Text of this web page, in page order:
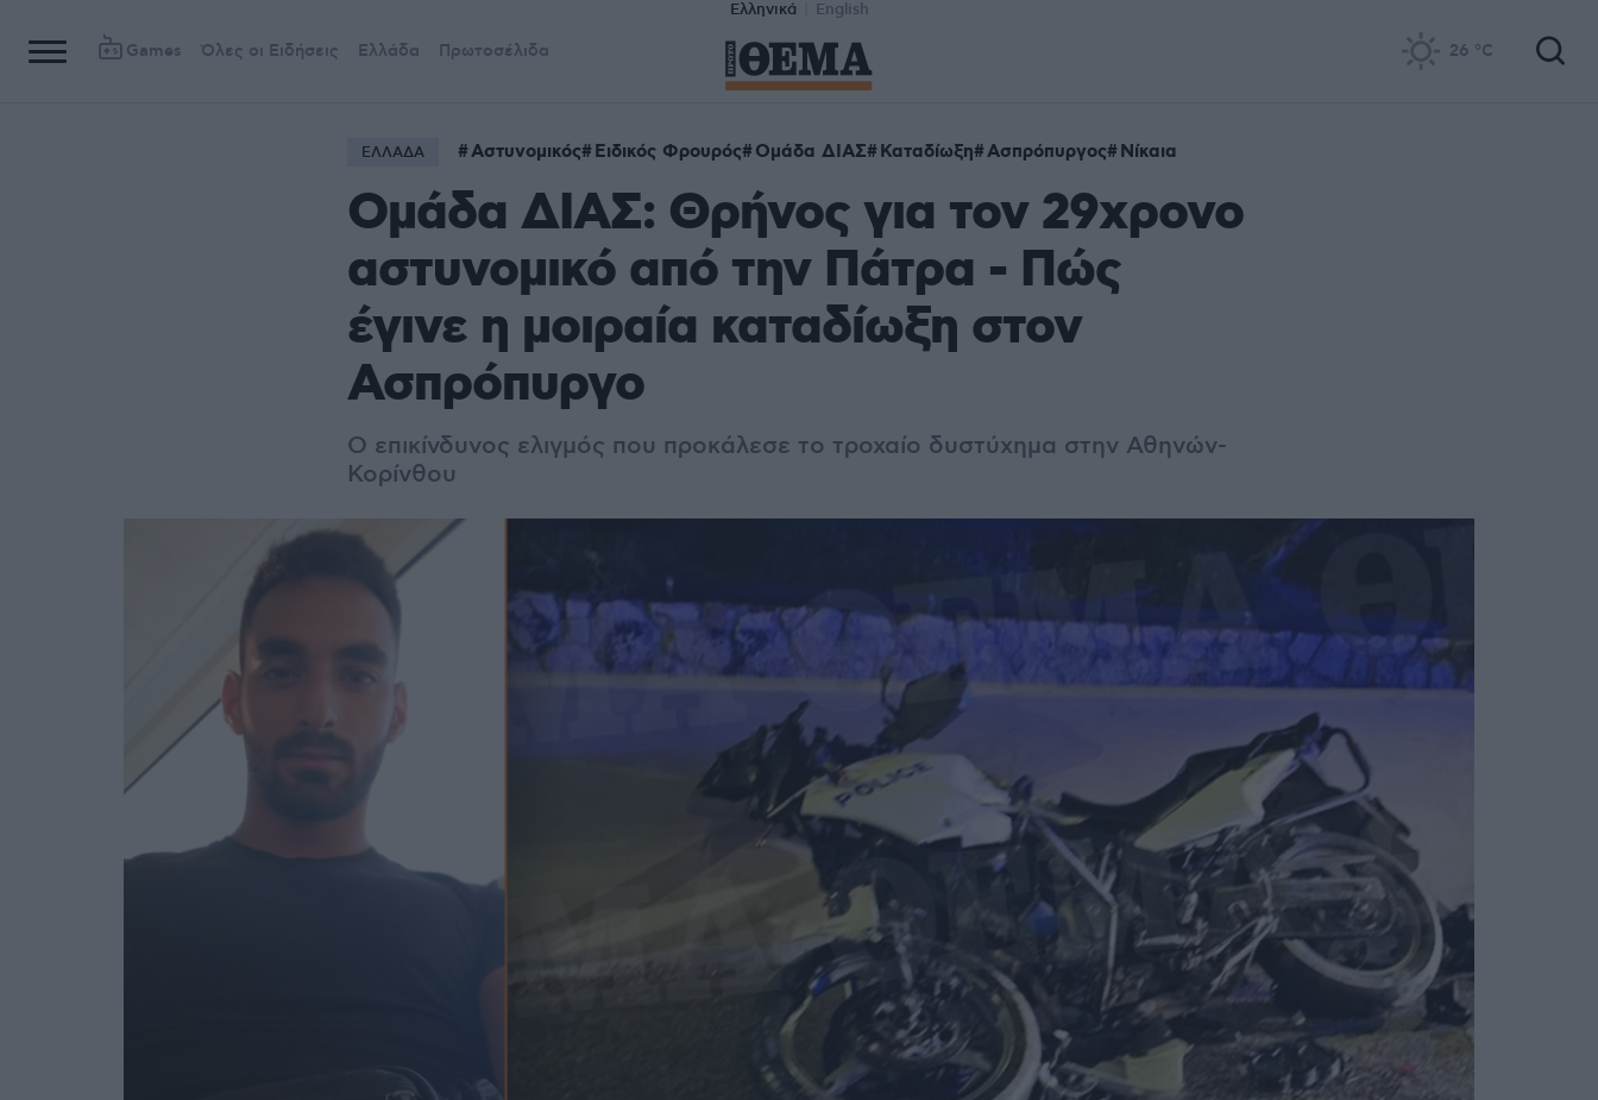
Ελληνικά English
Games Όλες οι Ειδήσεις Ελλάδα Πρωτοσέλιδα 26 °C
ΕΛΛΑΔΑ Αστυνομικός Ειδικός Φρουρός Ομάδα ΔΙΑΣ Καταδίωξη Ασπρόπυργος Νίκαια
Ομάδα ΔΙΑΣ: Θρήνος για τον 29χρονο
αστυνομικό από την Πάτρα - Πώς
έγινε η μοιραία καταδίωξη στον
Ασπρόπυργο
Ο επικίνδυνος ελιγμός που προκάλεσε το τροχαίο δυστύχημα στην Αθηνών-
Κορίνθου